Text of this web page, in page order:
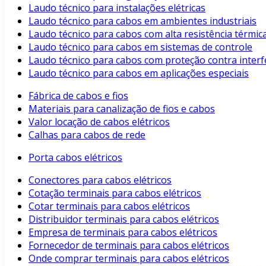
Laudo técnico para instalações elétricas
Laudo técnico para cabos em ambientes industriais
Laudo técnico para cabos com alta resistência
Laudo técnico para cabos em sistemas de controle
Laudo técnico para cabos com proteção contra
Laudo técnico para cabos em aplicações especiais
Fábrica de cabos e fios
Materiais para canalização de fios e cabos
Valor locação de cabos elétricos
Calhas para cabos de rede
Porta cabos elétricos
Conectores para cabos elétricos
Cotação terminais para cabos elétricos
Cotar terminais para cabos elétricos
Distribuidor terminais para cabos elétricos
Empresa de terminais para cabos elétricos
Fornecedor de terminais para cabos elétricos
Onde comprar terminais para cabos elétricos